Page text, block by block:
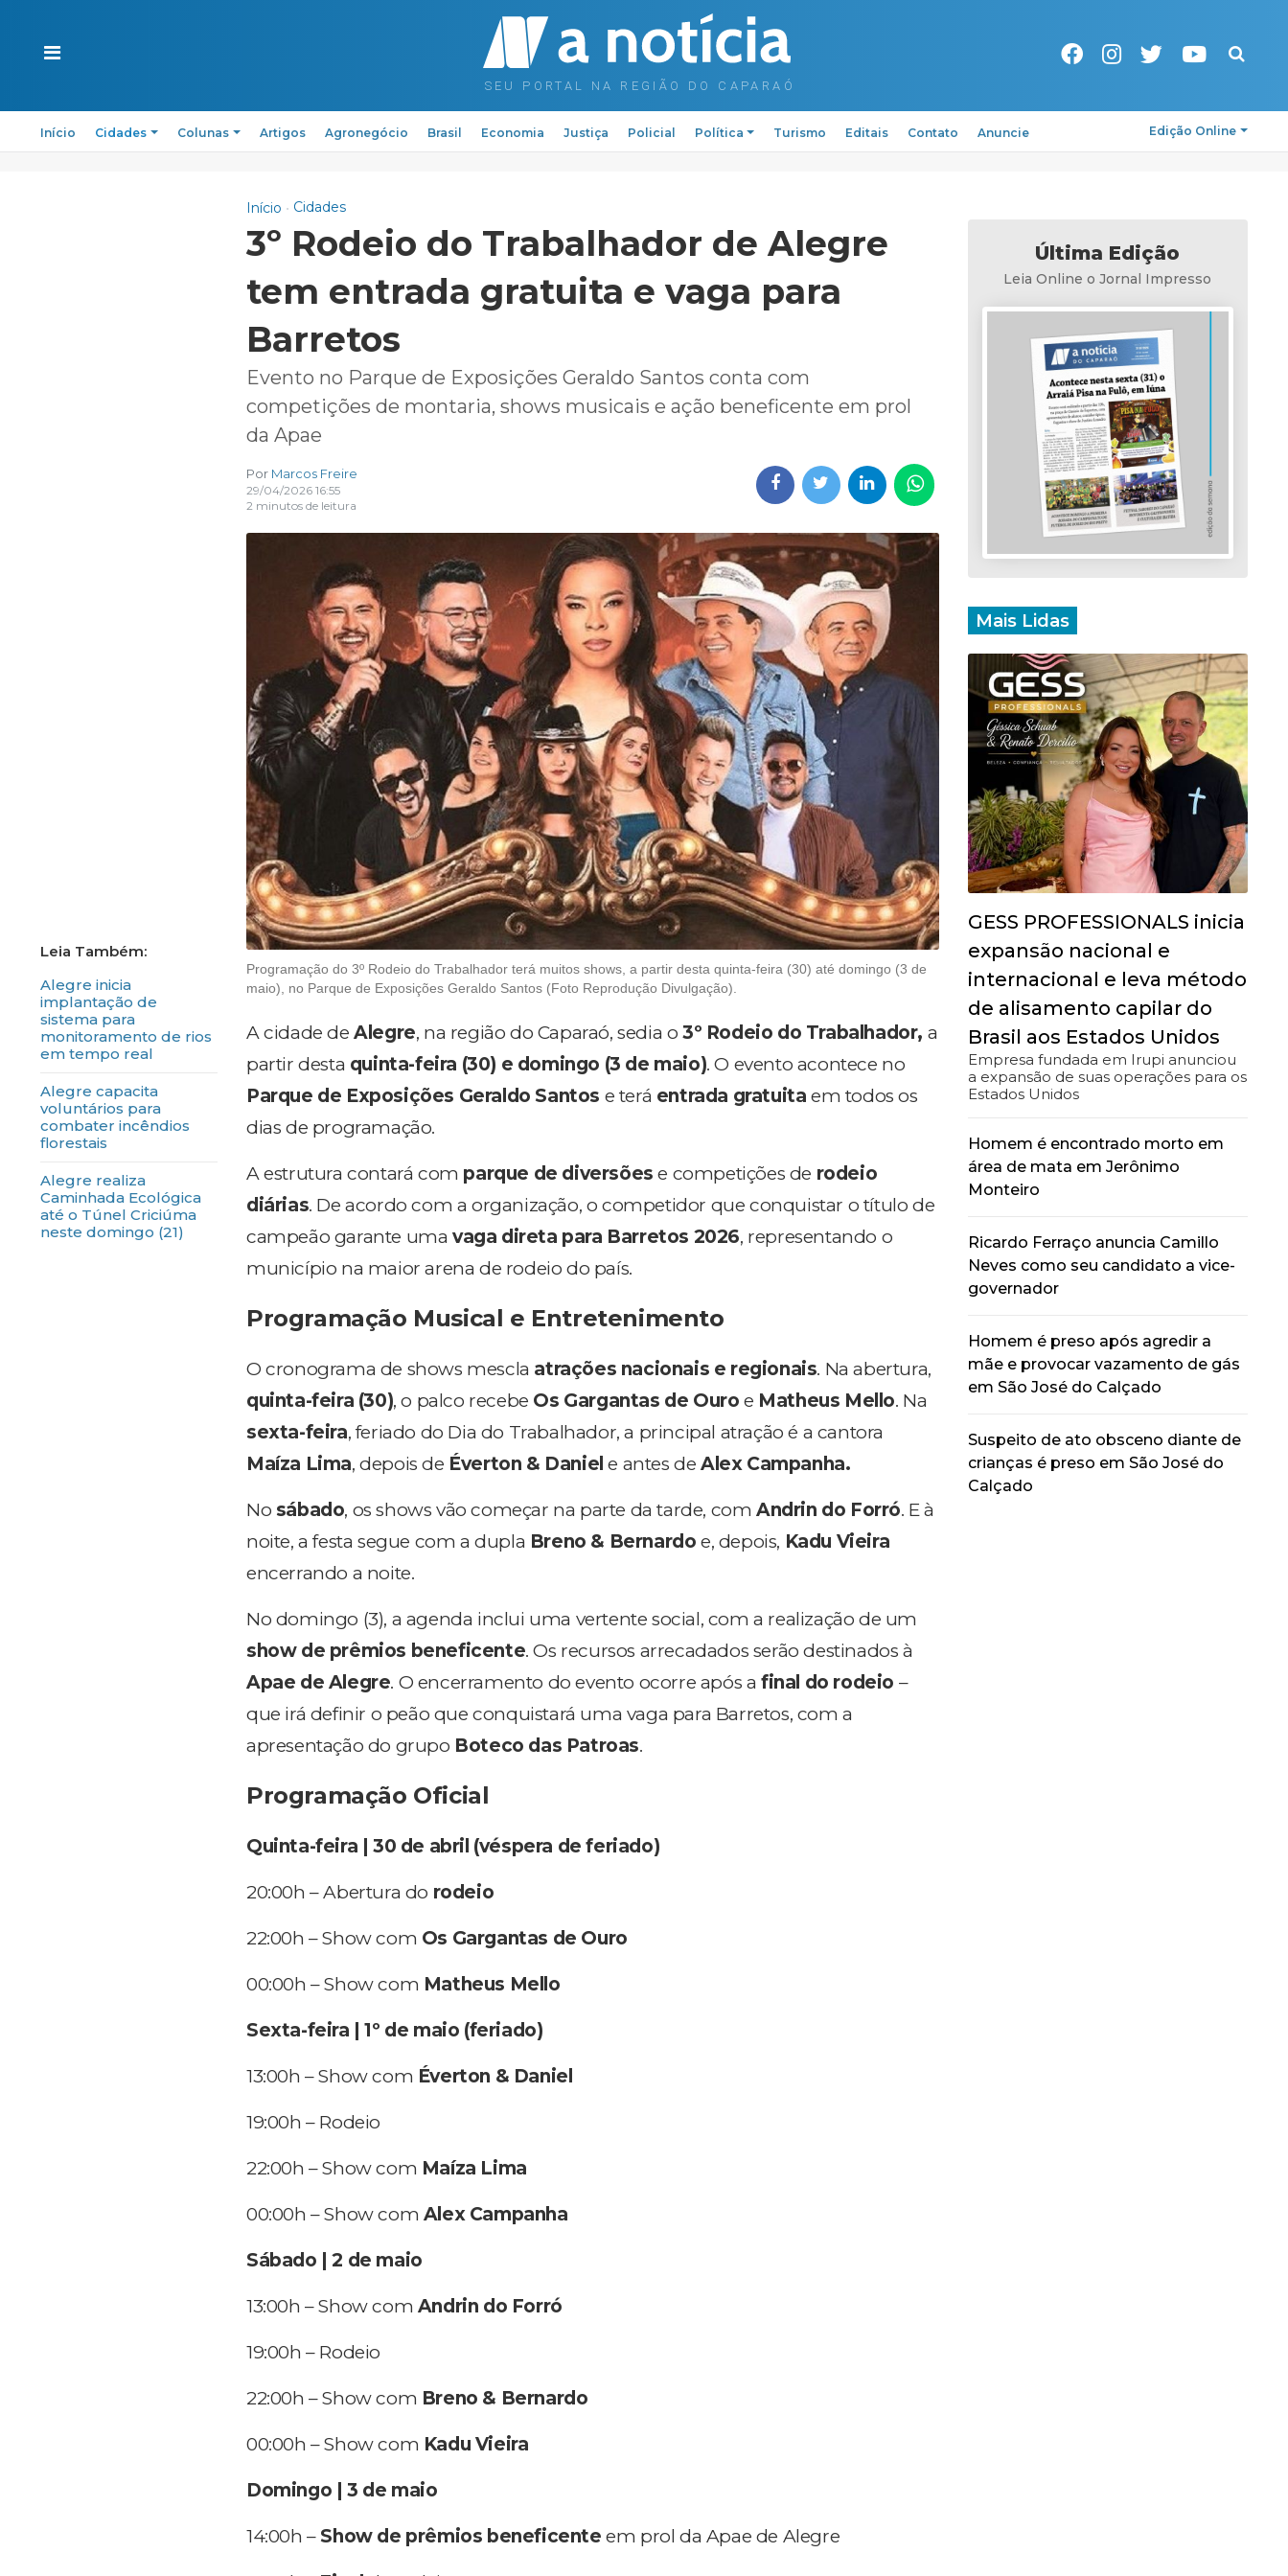
Pesquisa
Início Cidades Colunas Artigos Agronegócio Brasil Economia Justiça Policial Política Turismo Editais Contato Anuncie Edição Online
Alegre inicia
implantação de
sistema para
monitoramento de rios
em tempo real
Alegre capacita
voluntários para
combater incêndios
florestais
Alegre realiza
Caminhada Ecológica
até o Túnel Criciúma
neste domingo (21)
Início Cidades
3º Rodeio do Trabalhador de Alegre
tem entrada gratuita e vaga para
Barretos
Evento no Parque de Exposições Geraldo Santos conta com
competições de montaria, shows musicais e ação beneficente em prol
da Apae
Por Marcos Freire
29/04/2026 16:55
2 minutos de leitura
Programação do 3º Rodeio do Trabalhador terá muitos shows, a partir desta quinta-feira (30) até domingo (3 de
maio), no Parque de Exposições Geraldo Santos (Foto Reprodução Divulgação).
A cidade deAlegre, na região do Caparaó, sedia o3º Rodeio do Trabalhador, a
partir desta quinta-feira (30) e domingo (3 de maio). O evento acontece no
Parque de Exposições Geraldo Santos e terá entrada gratuita em todos os
dias de programação.
A estrutura contará com parque de diversões e competições de rodeio
diárias. De acordo com a organização, o competidor que conquistar o título de
campeão garante umavaga direta para Barretos 2026, representando o
município na maior arena de rodeio do país.
Programação Musical e Entretenimento
O cronograma de shows mescla atrações nacionais e regionais. Na abertura,
quinta-feira (30), o palco recebe Os Gargantas de Ouro e Matheus Mello. Na
sexta-feira, feriado do Dia do Trabalhador, a principal atração é a cantora
Maíza Lima, depois de Éverton & Daniel e antes deAlex Campanha.
No sábado, os shows vão começar na parte da tarde, comAndrin do Forró. E à
noite, a festa segue com a dupla Breno & Bernardo e, depois, Kadu Vieira
encerrando a noite.
No domingo (3), a agenda inclui uma vertente social, com a realização de um
show de prêmios beneficente. Os recursos arrecadados serão destinados à
Apae de Alegre. O encerramento do evento ocorre após afinal do rodeio –
que irá definir o peão que conquistará uma vaga para Barretos, com a
apresentação do grupo Boteco das Patroas.
Programação Oficial
Quinta-feira | 30 de abril (véspera de feriado)
20:00h – Abertura do rodeio
22:00h – Show com Os Gargantas de Ouro
00:00h – Show com Matheus Mello
Sexta-feira | 1º de maio (feriado)
13:00h – Show com Éverton & Daniel
19:00h – Rodeio
22:00h – Show com Maíza Lima
00:00h – Show com Alex Campanha
Sábado | 2 de maio
13:00h – Show com Andrin do Forró
19:00h – Rodeio
22:00h – Show com Breno & Bernardo
00:00h – Show com Kadu Vieira
Domingo | 3 de maio
14:00h – Show de prêmios beneficente em prol da Apae de Alegre
Última Edição
Leia Online o Jornal Impresso
Mais Lidas
GESS PROFESSIONALS inicia
expansão nacional e
internacional e leva método
de alisamento capilar do
Brasil aos Estados Unidos
Empresa fundada em Irupi anunciou
a expansão de suas operações para os
Estados Unidos
Homem é encontrado morto em
área de mata em Jerônimo
Monteiro
Ricardo Ferraço anuncia Camillo
Neves como seu candidato a vice-
governador
Homem é preso após agredir a
mãe e provocar vazamento de gás
em São José do Calçado
Suspeito de ato obsceno diante de
crianças é preso em São José do
Calçado